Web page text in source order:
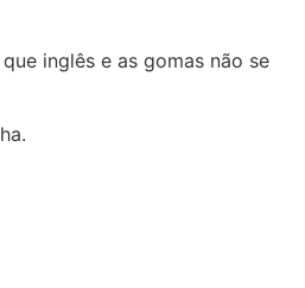
inglês e as gomas não se